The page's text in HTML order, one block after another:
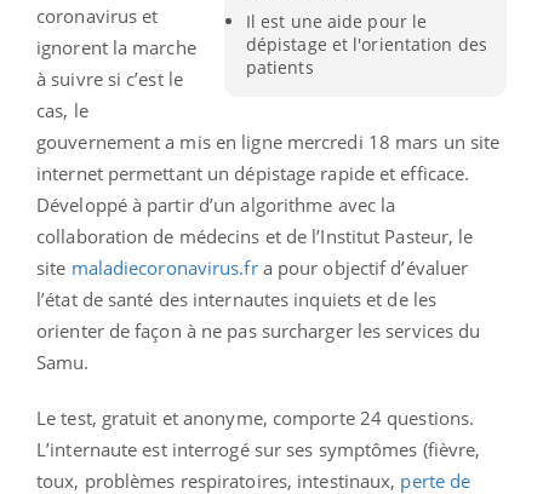
Il est une aide pour le
dépistage et l'orientation des
patients
coronavirus et
ignorent la marche
à suivre si c’est le
cas, le
gouvernement a mis en ligne mercredi 18 mars un site
internet permettant un dépistage rapide et efficace.
Développé à partir d’un algorithme avec la
collaboration de médecins et de l’Institut Pasteur, le
site maladiecoronavirus.fra pour objectif d’évaluer
l’état de santé des internautes inquiets et de les
orienter de façon à ne pas surcharger les services du
Samu.
Le test, gratuit et anonyme, comporte 24 questions.
L’internaute est interrogé sur ses symptômes (fièvre,
toux, problèmes respiratoires, intestinaux, perte de